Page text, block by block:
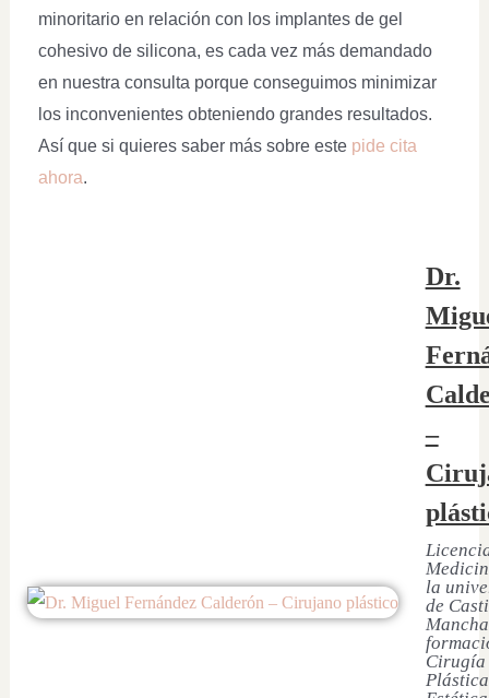
minoritario en relación con los implantes de gel
cohesivo de silicona, es cada vez más demandado
en nuestra consulta porque conseguimos minimizar
los inconvenientes obteniendo grandes resultados.
Así que si quieres saber más sobre este pide cita
ahora.
Dr.
–
la
de
Cirugía